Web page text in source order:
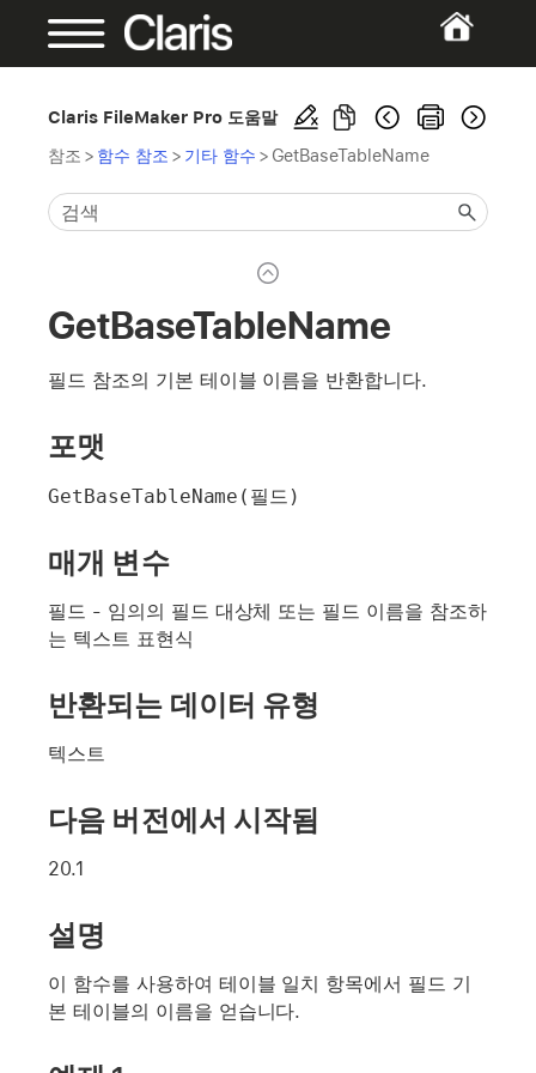
Claris FileMaker Pro 도움말
참조 > 함수 참조 > 기타 함수 > GetBaseTableName
GetBaseTableName
필드 참조의 기본 테이블 이름을 반환합니다.
포맷
GetBaseTableName(필드)
매개 변수
필드 - 임의의 필드 대상체 또는 필드 이름을 참조하
는 텍스트 표현식
반환되는 데이터 유형
텍스트
다음 버전에서 시작됨
20.1
설명
이 함수를 사용하여 테이블 일치 항목에서 필드 기
본 테이블의 이름을 얻습니다.